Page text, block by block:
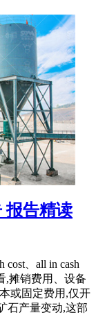
报告精读
、all in cash
,摊销费用、设备
或固定费用,仅开
石产量变动,这部